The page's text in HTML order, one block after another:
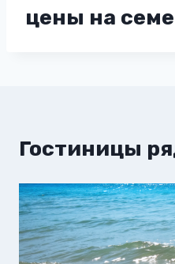
цены на
Гостиницы